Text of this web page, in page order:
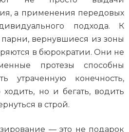
а применения передовых
подхода. К
вернувшиеся из зоны
в бюрократии. Они не
протезы способны
утраченную конечность,
ходить, но и бегать, водить
в строй.
— это не подарок